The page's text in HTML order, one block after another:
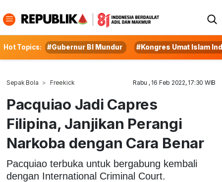
Hot Topics: #Gubernur BI Mundur #Kongres Umat Islam
Sepak Bola Freekick Rabu , 16 Feb 2022, 17:30 WIB
Pacquiao Jadi Capres
Filipina, Janjikan Perangi
Narkoba dengan Cara Benar
Pacquiao terbuka untuk bergabung kembali
dengan International Criminal Court.